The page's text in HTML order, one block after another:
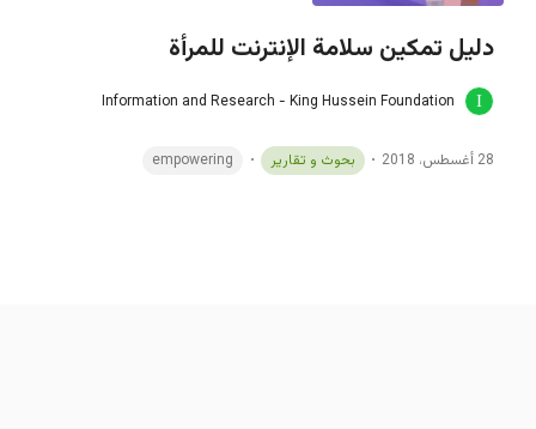
دليل تمكين سلامة الإنترنت للمرأة
Information and Research - King Hussein Foundation
28 أغسطس، 2018 بحوث و تقارير empowering